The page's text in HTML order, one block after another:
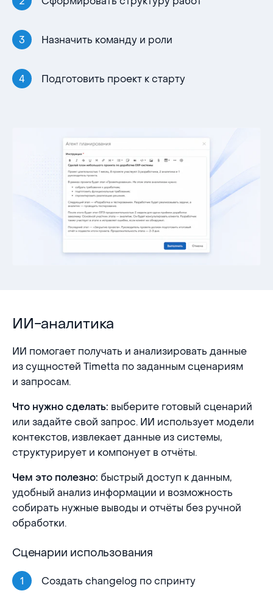
Назначить команду и роли
Подготовить проект к старту
ИИ-аналитика
ИИ помогает получать и анализировать данные
из сущностей Timetta по заданным сценариям
и запросам.
Что нужно сделать: выберите готовый сценарий
или задайте свой запрос. ИИ использует модели
контекстов, извлекает данные из системы,
структурирует и компонует в отчёты.
Чем это полезно: быстрый доступ к данным,
удобный анализ информации и возможность
собирать нужные выводы и отчёты без ручной
обработки.
Сценарии использования
Создать changelog по спринту